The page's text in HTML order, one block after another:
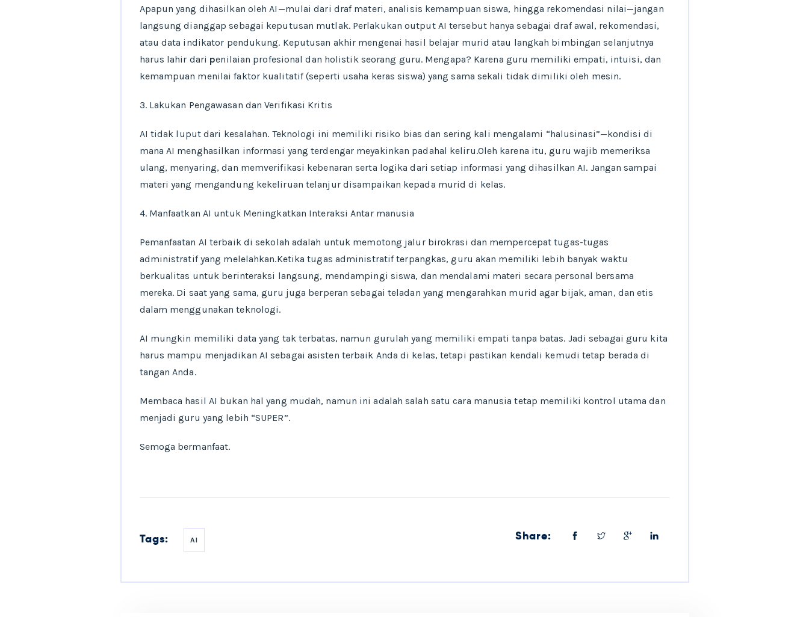
Apapun yang dihasilkan oleh AI—mulai dari draf materi, analisis kemampuan siswa, hingga rekomendasi nilai—jangan
langsung dianggap sebagai keputusan mutlak. Perlakukan output AI tersebut hanya sebagai draf awal, rekomendasi,
atau data indikator pendukung. Keputusan akhir mengenai hasil belajar murid atau langkah bimbingan selanjutnya
harus lahir dari penilaian profesional dan holistik seorang guru. Mengapa? Karena guru memiliki empati, intuisi, dan
kemampuan menilai faktor kualitatif (seperti usaha keras siswa) yang sama sekali tidak dimiliki oleh mesin.
3. Lakukan Pengawasan dan Verifikasi Kritis
AI tidak luput dari kesalahan. Teknologi ini memiliki risiko bias dan sering kali mengalami “halusinasi”—kondisi di
mana AI menghasilkan informasi yang terdengar meyakinkan padahal keliru.Oleh karena itu, guru wajib memeriksa
ulang, menyaring, dan memverifikasi kebenaran serta logika dari setiap informasi yang dihasilkan AI. Jangan sampai
materi yang mengandung kekeliruan telanjur disampaikan kepada murid di kelas.
4. Manfaatkan AI untuk Meningkatkan Interaksi Antar manusia
Pemanfaatan AI terbaik di sekolah adalah untuk memotong jalur birokrasi dan mempercepat tugas-tugas
administratif yang melelahkan.Ketika tugas administratif terpangkas, guru akan memiliki lebih banyak waktu
berkualitas untuk berinteraksi langsung, mendampingi siswa, dan mendalami materi secara personal bersama
mereka. Di saat yang sama, guru juga berperan sebagai teladan yang mengarahkan murid agar bijak, aman, dan etis
dalam menggunakan teknologi.
AI mungkin memiliki data yang tak terbatas, namun gurulah yang memiliki empati tanpa batas. Jadi sebagai guru kita
harus mampu menjadikan AI sebagai asisten terbaik Anda di kelas, tetapi pastikan kendali kemudi tetap berada di
tangan Anda.
Membaca hasil AI bukan hal yang mudah, namun ini adalah salah satu cara manusia tetap memiliki kontrol utama dan
menjadi guru yang lebih “SUPER”.
Semoga bermanfaat.
Tags: AI Share: